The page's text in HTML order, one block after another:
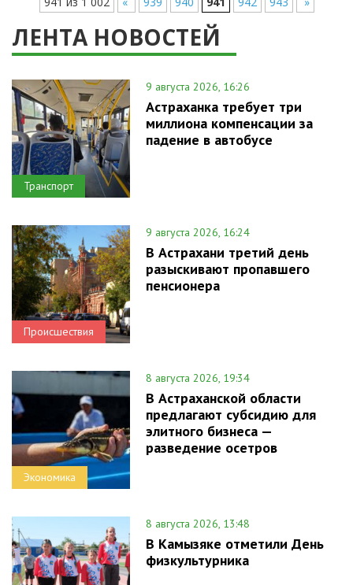
ЛЕНТА НОВОСТЕЙ
Транспорт
9 августа 2026, 16:26
Астраханка требует три
миллиона компенсации за
падение в автобусе
Происшествия
9 августа 2026, 16:24
В Астрахани третий день
разыскивают пропавшего
пенсионера
Экономика
8 августа 2026, 19:34
В Астраханской области
предлагают субсидию для
элитного бизнеса —
разведение осетров
8 августа 2026, 13:48
В Камызяке отметили День
физкультурника